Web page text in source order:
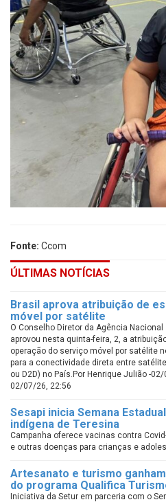
Fonte: Ccom
ÚLTIMAS NOTÍCIAS
Brasil aprova atribuição de
móvel por satélite
O Conselho Diretor da Agência
aprovou nesta quinta-feira, 2, a
operação do serviço móvel por satélite
para a conectividade direta entre
ou D2D) no País.Por Henrique Julião -
02/07/26, 22:56
Sesapi inicia Semana
indígena de Teresina
Campanha oferece vacinas contra
e outras doenças para crianças e
Artesanato e turismo
do programa Qualifica
Iniciativa da Setur em parceria com o